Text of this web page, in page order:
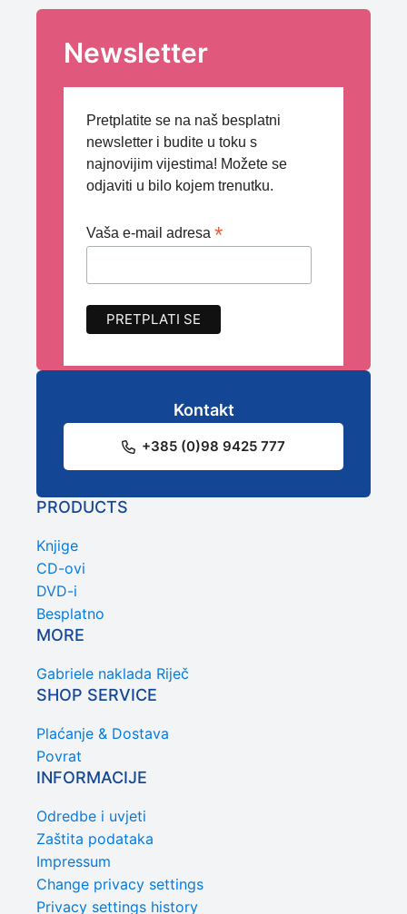
Newsletter
Pretplatite se na naš besplatni
newsletter i budite u toku s
najnovijim vijestima! Možete se
odjaviti u bilo kojem trenutku.
Vaša e-mail adresa *
Kontakt
+385 (0)98 9425 777
PRODUCTS
Knjige
CD-ovi
DVD-i
Besplatno
MORE
Gabriele naklada Riječ
SHOP SERVICE
Plaćanje & Dostava
Povrat
INFORMACIJE
Odredbe i uvjeti
Zaštita podataka
Impressum
Change privacy settings
Privacy settings history